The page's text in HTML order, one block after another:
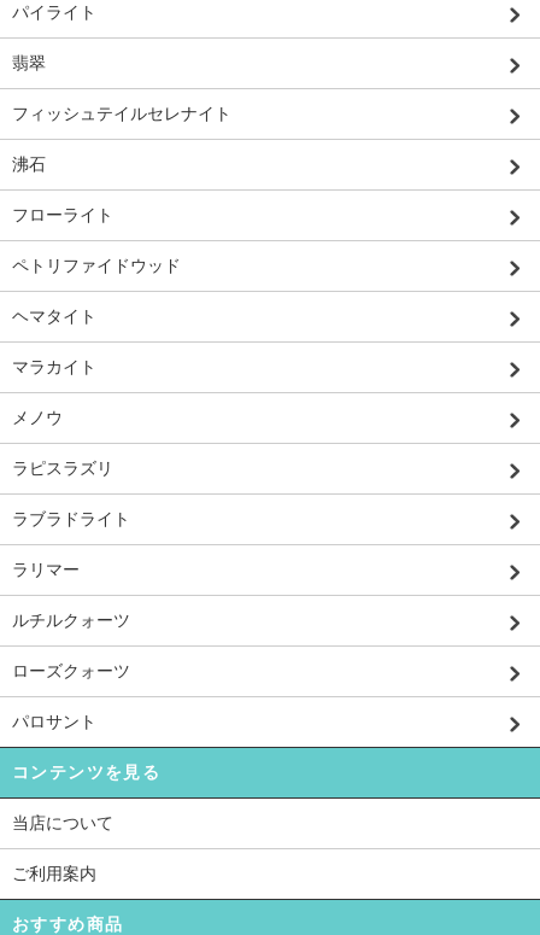
パイライト
翡翠
フィッシュテイルセレナイト
沸石
フローライト
ペトリファイドウッド
ヘマタイト
マラカイト
メノウ
ラピスラズリ
ラブラドライト
ラリマー
ルチルクォーツ
ローズクォーツ
パロサント
コンテンツを見る
当店について
ご利用案内
おすすめ商品